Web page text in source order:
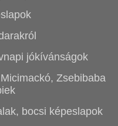
jókívánságok
Zsebibaba
bocsi képeslapok